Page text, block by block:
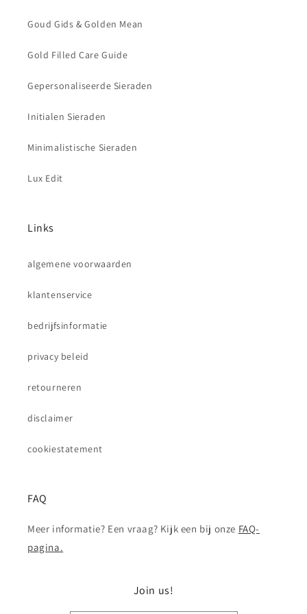
Goud Gids & Golden Mean
Gold Filled Care Guide
Gepersonaliseerde Sieraden
Initialen Sieraden
Minimalistische Sieraden
Lux Edit
Links
algemene voorwaarden
klantenservice
bedrijfsinformatie
privacy beleid
retourneren
disclaimer
cookiestatement
FAQ
Meer informatie? Een vraag? Kijk een bij onze FAQ-
pagina.
Join us!